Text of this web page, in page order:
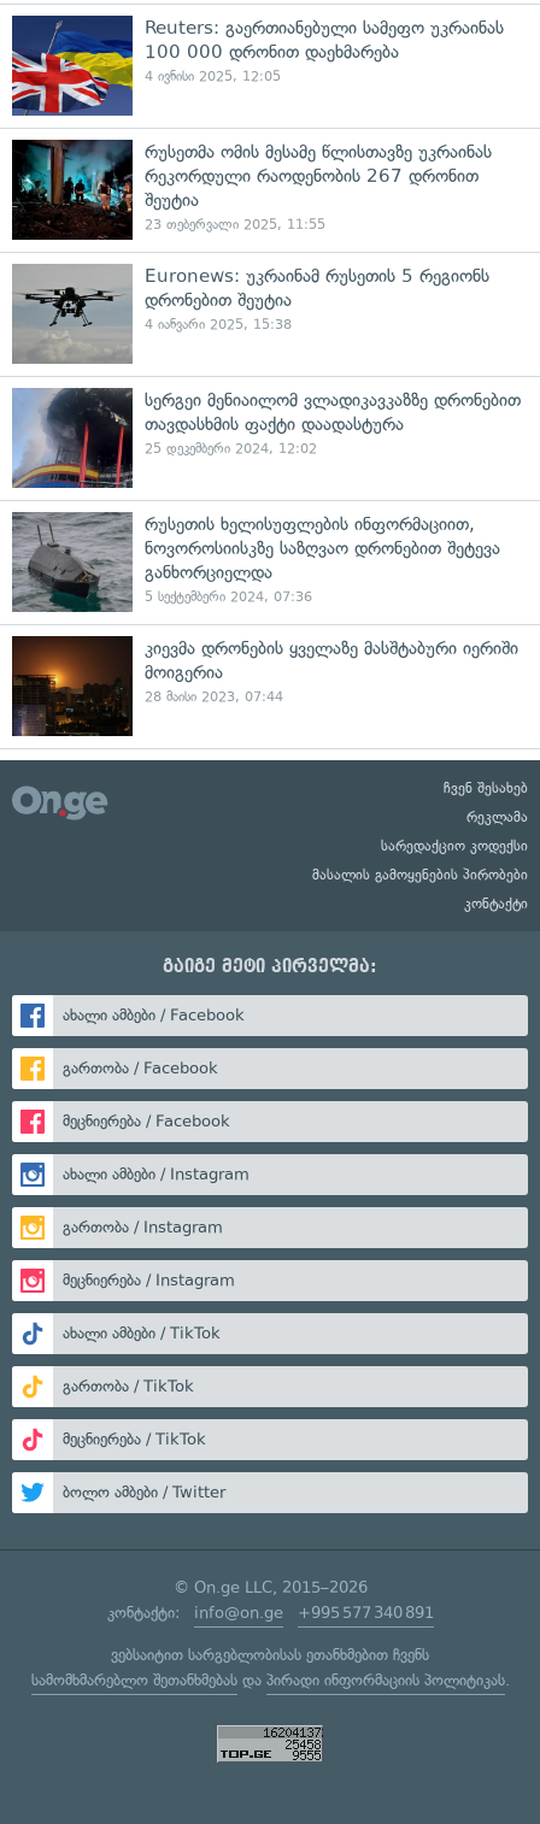
Reuters: გაერთიანებული სამეფო უკრაინას
100 000 დრონით დაეხმარება
4 ივნისი 2025, 12:05
რუსეთმა ომის მესამე წლისთავზე უკრაინას
რეკორდული რაოდენობის 267 დრონით
შეუტია
23 თებერვალი 2025, 11:55
Euronews: უკრაინამ რუსეთის 5 რეგიონს
დრონებით შეუტია
4 იანვარი 2025, 15:38
სერგეი მენიაილომ ვლადიკავკაზზე დრონებით
თავდასხმის ფაქტი დაადასტურა
25 დეკემბერი 2024, 12:02
რუსეთის ხელისუფლების ინფორმაციით,
ნოვოროსიისკზე საზღვაო დრონებით შეტევა
განხორციელდა
5 სექტემბერი 2024, 07:36
კიევმა დრონების ყველაზე მასშტაბური იერიში
მოიგერია
28 მაისი 2023, 07:44
ჩვენ შესახებ
რეკლამა
სარედაქციო კოდექსი
მასალის გამოყენების პირობები
კონტაქტი
გაიგე მეტი პირველმა:
ახალი ამბები / Facebook
გართობა / Facebook
მეცნიერება / Facebook
ახალი ამბები / Instagram
გართობა / Instagram
მეცნიერება / Instagram
ახალი ამბები / TikTok
გართობა / TikTok
მეცნიერება / TikTok
ბოლო ამბები / Twitter
© On.ge LLC, 2015–2026
კონტაქტი: info@on.ge +995 577 340 891
ვებსაიტით სარგებლობისას ეთანხმებით ჩვენს
სამომხმარებლო შეთანხმებასდა პირადი ინფორმაციის პოლიტიკას.